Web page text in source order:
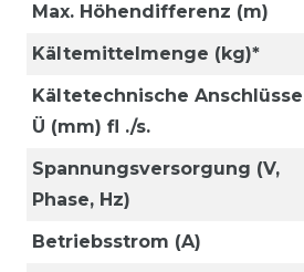
Max. Höhendifferenz (m)
Kältemittelmenge (kg)*
Kältetechnische Anschlüsse
Ü (mm) fl ./s.
Spannungsversorgung (V,
Phase, Hz)
Betriebsstrom (A)